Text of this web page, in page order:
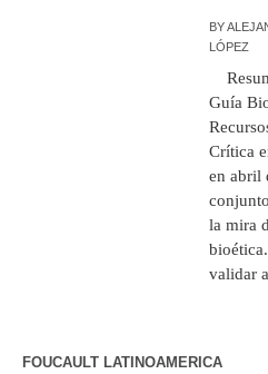
BY
LÓPEZ
Guía
Crítica
en abril
la mira
validar
FOUCAULT LATINOAMERICA